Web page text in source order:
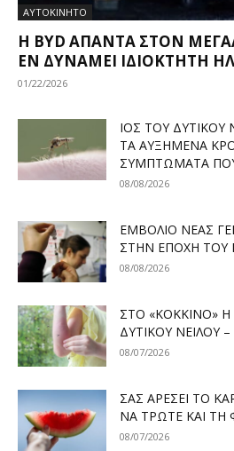
ΑΥΤΟΚΙΝΗΤΟ
Η BYD ΑΠΑΝΤΆ ΣΤΟΝ
ΕΝ ΔΥΝΆΜΕΙ ΙΔΙΟΚΤΉΤΗ
01/22/2026
ΙΌΣ ΤΟΥ ΔΥΤΙΚΟΎ
ΤΑ ΑΥΞΗΜΈΝΑ
ΣΥΜΠΤΏΜΑΤΑ
08/08/2026
ΕΜΒΌΛΙΟ ΝΈΑΣ
ΣΤΗΝ ΕΠΟΧΉ ΤΟΥ
08/08/2026
ΣΤΟ «ΚΌΚΚΙΝΟ» Η
ΔΥΤΙΚΟΎ ΝΕΊΛΟΥ –
08/07/2026
ΣΑΣ ΑΡΈΣΕΙ ΤΟ
ΝΑ ΤΡΏΤΕ ΚΑΙ ΤΗ
08/07/2026